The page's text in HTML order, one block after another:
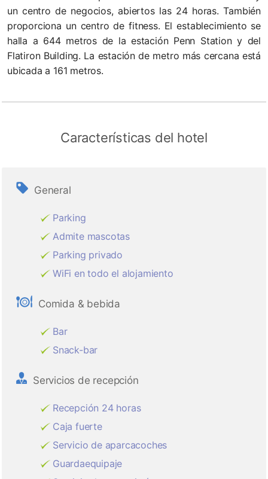
un centro de negocios, abiertos las 24 horas. También
proporciona un centro de fitness. El establecimiento se
halla a 644 metros de la estación Penn Station y del
Flatiron Building. La estación de metro más cercana está
ubicada a 161 metros.
Características del hotel
General
Parking
Admite mascotas
Parking privado
WiFi en todo el alojamiento
Comida & bebida
Bar
Snack-bar
Servicios de recepción
Recepción 24 horas
Caja fuerte
Servicio de aparcacoches
Guardaequipaje